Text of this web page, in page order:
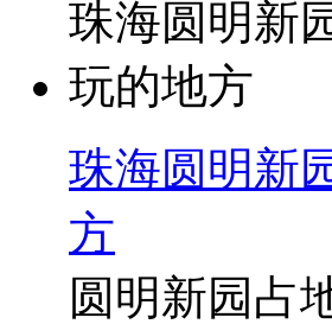
珠海圆明新
方
圆明新园占